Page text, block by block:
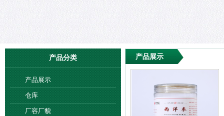
产品分类
产品展示
仓库
厂容厂貌
产品展示